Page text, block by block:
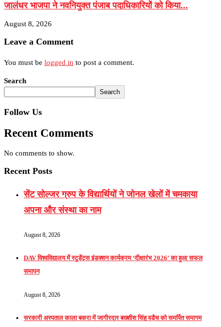
जालंधर भाजपा ने नवनियुक्त पंजाब पदाधिकारियों को किया...
August 8, 2026
Leave a Comment
You must be logged in to post a comment.
Search
Search
Follow Us
Recent Comments
No comments to show.
Recent Posts
सेंट सोल्जर ग्रुप के विद्यार्थियों ने जोनल खेलों में चमकाया
अपना और संस्था का नाम
August 8, 2026
DAV विश्वविद्यालय में स्टूडेंट्स इंडक्शन कार्यक्रम ‘दीक्षारंभ 2026’ का हुआ सफल
समापन
August 8, 2026
सरकारी अस्पताल काला बकरा में जागीरदार बख्शीश सिंह वड़ैच को समर्पित समागम